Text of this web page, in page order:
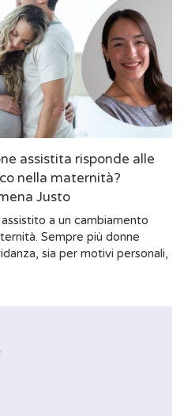
assistita risponde alle
nella maternità?
Justo
a un cambiamento
Sempre più donne
sia per motivi personali,